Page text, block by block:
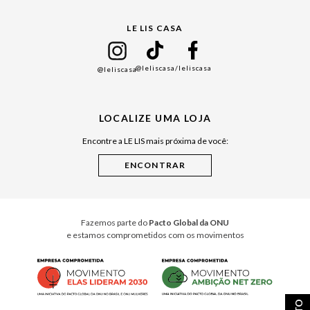
Cuidados Casa
LE LIS CASA
@leliscasa@leliscasa/leliscasa
LOCALIZE UMA LOJA
Encontre a LE LIS mais próxima de você:
Fazemos parte do Pacto Global da ONU
e estamos comprometidos com os movimentos